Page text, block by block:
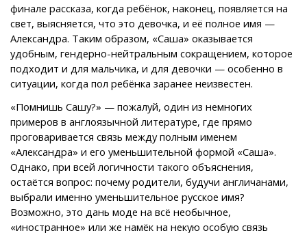
финале рассказа, когда ребёнок, наконец, появляется на
свет, выясняется, что это девочка, и её полное имя —
Александра. Таким образом, «Саша» оказывается
удобным, гендерно-нейтральным сокращением, которое
подходит и для мальчика, и для девочки — особенно в
ситуации, когда пол ребёнка заранее неизвестен.
«Помнишь Сашу?» — пожалуй, один из немногих
примеров в англоязычной литературе, где прямо
проговаривается связь между полным именем
«Александра» и его уменьшительной формой «Саша».
Однако, при всей логичности такого объяснения,
остаётся вопрос: почему родители, будучи англичанами,
выбрали именно уменьшительное русское имя?
Возможно, это дань моде на всё необычное,
«иностранное» или же намёк на некую особую связь